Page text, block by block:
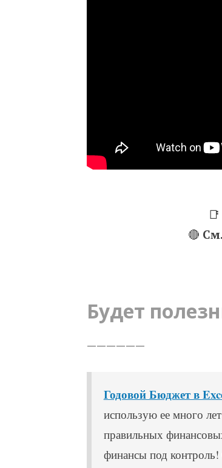
📑
🔴
Будет
——————
Годовой Бюджет в
использую ее много
правильных
финансы под контроль!